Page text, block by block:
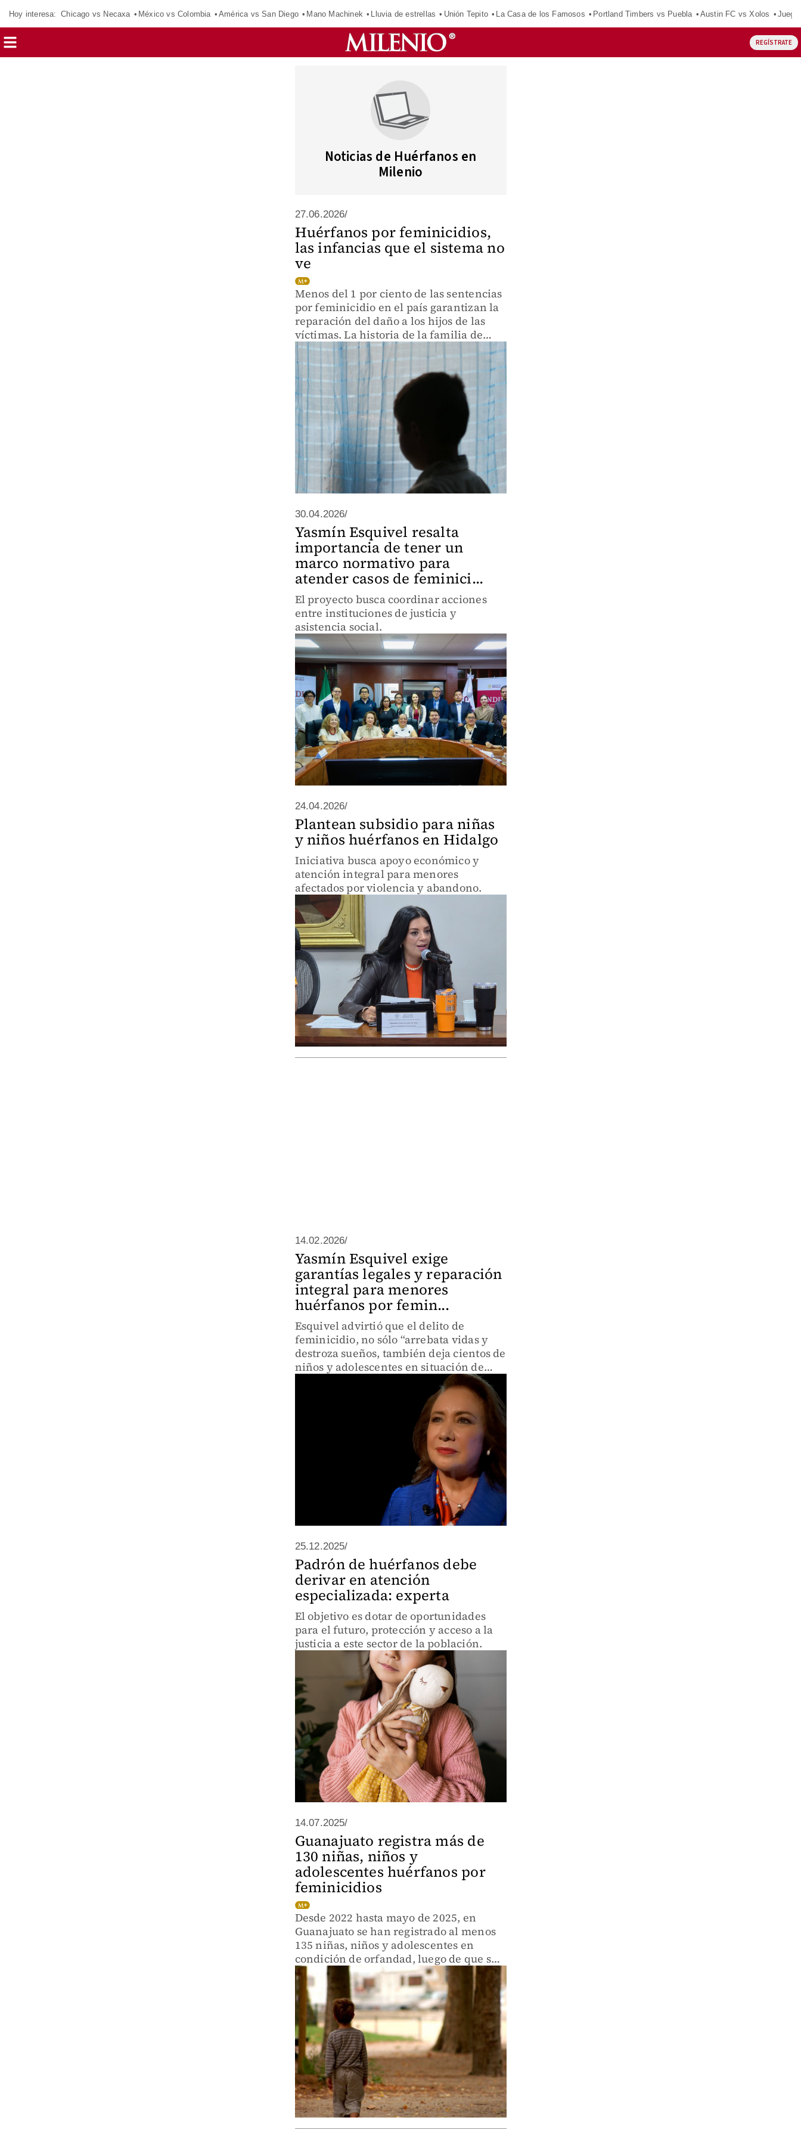
Hoy interesa: Chicago vs Necaxa México vs Colombia América vs San Diego Mano Machinek Lluvia de estrellas Unión Tepito La Casa de los Famosos Portland Timbers vs Puebla Austin FC vs Xolos
REGÍSTRATE
Noticias de Huérfanos en
Milenio
27.06.2026/
Huérfanos por feminicidios,
las infancias que el sistema no
ve
Menos del 1 por ciento de las sentencias
por feminicidio en el país garantizan la
reparación del daño a los hijos de las
víctimas. La historia de la familia de
Emma Gabriela Molina Canto expone las
fallas del sistema que los vuelven
invisibles.
30.04.2026/
Yasmín Esquivel resalta
importancia de tener un
marco normativo para
atender casos de feminici...
El proyecto busca coordinar acciones
entre instituciones de justicia y
asistencia social.
24.04.2026/
Plantean subsidio para niñas
y niños huérfanos en Hidalgo
Iniciativa busca apoyo económico y
atención integral para menores
afectados por violencia y abandono.
14.02.2026/
Yasmín Esquivel exige
garantías legales y reparación
integral para menores
huérfanos por femin...
Esquivel advirtió que el delito de
feminicidio, no sólo “arrebata vidas y
destroza sueños, también deja cientos de
niños y adolescentes en situación de
25.12.2025/
Padrón de huérfanos debe
derivar en atención
especializada: experta
El objetivo es dotar de oportunidades
para el futuro, protección y acceso a la
justicia a este sector de la población.
14.07.2025/
Guanajuato registra más de
130 niñas, niños y
adolescentes huérfanos por
feminicidios
Desde 2022 hasta mayo de 2025, en
Guanajuato se han registrado al menos
135 niñas, niños y adolescentes en
condición de orfandad, luego de que sus
madres fueron víctimas de feminicidio.